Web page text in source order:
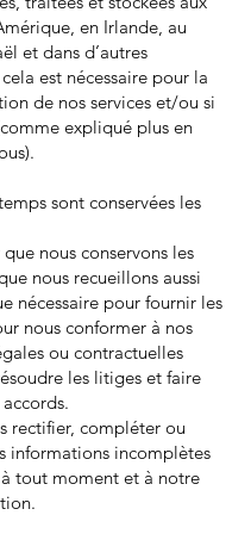
en Irlande, au
et dans d’autres
est nécessaire pour la
de nos services et/ou si
expliqué plus en
sont conservées les
nous conservons les
nous recueillons aussi
nécessaire pour fournir les
nous conformer à nos
ou contractuelles
les litiges et faire
rectifier, compléter ou
informations incomplètes
tout moment et à notre